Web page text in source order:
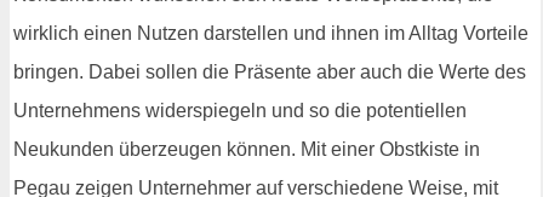
wirklich einen Nutzen darstellen und ihnen im Alltag Vorteile
bringen. Dabei sollen die Präsente aber auch die Werte des
Unternehmens widerspiegeln und so die potentiellen
Neukunden überzeugen können. Mit einer Obstkiste in
Pegau zeigen Unternehmer auf verschiedene Weise, mit